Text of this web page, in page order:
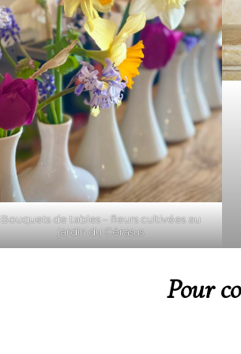
Bouquets de tables – fleurs cultivées au
jardin du Cérasus
Pour